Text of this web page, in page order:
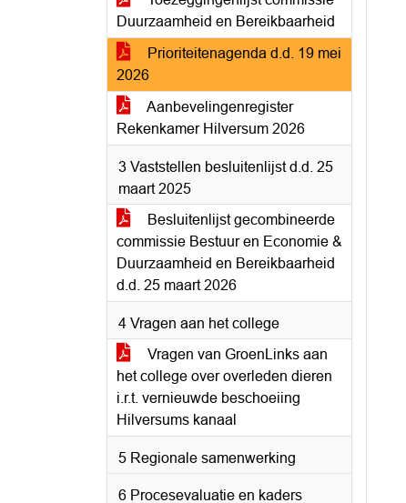
Duurzaamheid en Bereikbaarheid
Prioriteitenagenda d.d. 19 mei
2026
Aanbevelingenregister
Rekenkamer Hilversum 2026
3 Vaststellen besluitenlijst d.d. 25
maart 2025
Besluitenlijst gecombineerde
commissie Bestuur en Economie &
Duurzaamheid en Bereikbaarheid
d.d. 25 maart 2026
4 Vragen aan het college
Vragen van GroenLinks aan
het college over overleden dieren
i.r.t. vernieuwde beschoeiing
Hilversums kanaal
5 Regionale samenwerking
6 Procesevaluatie en kaders